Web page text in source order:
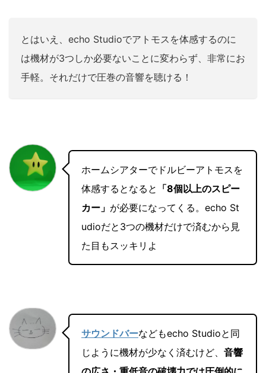
とはいえ、echo Studioでアトモスを体感するのに
は機材が3つしか必要ないことに変わらず、非常にお
手軽。それだけで圧巻の音響を聴ける！
ホームシアターでドルビーアトモスを
体感するとなると 「8個以上のスピー
カー」 が必要になってくる。echo St
udioだと3つの機材だけで済むから見
た目もスッキリよ
サウンドバーなどもecho Studioと同
じように機材が少なく済むけど、 音響